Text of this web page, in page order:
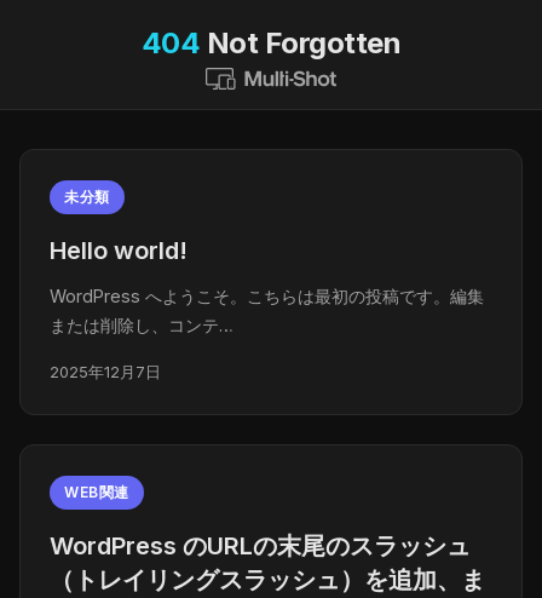
404 Not Forgotten
未分類
Hello world!
WordPress へようこそ。こちらは最初の投稿です。編集
または削除し、コンテ…
2025年12月7日
WEB関連
WordPress のURLの末尾のスラッシュ
（トレイリングスラッシュ）を追加、ま